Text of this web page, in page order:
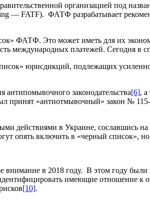
организацией под
— FATF). ФАТФ разрабатывает
ФАТФ. Это может иметь для их
международных платежей. Сегодня
юрисдикций, подлежащих
законодательства[6], а
принят «антиотмывочный» закон №
действиями в Украине, сославшись на
опять включить в «черный список»,
внимание в 2018 году. В этом году
имеющие отношение
[10].